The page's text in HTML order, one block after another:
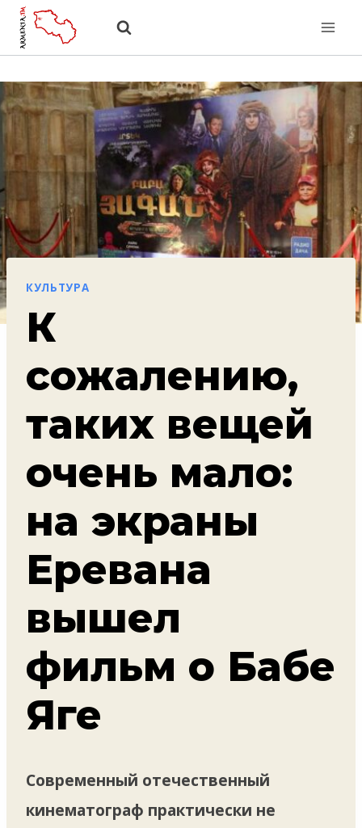
Перейти
КУЛЬТУРА
К
сожалению,
таких вещей
очень мало:
на экраны
Еревана
вышел
фильм о Бабе
Яге
Современный отечественный
кинематограф практически не